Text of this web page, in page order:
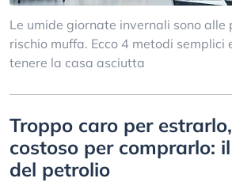
Le umide giornate invernali sono alle
rischio muffa. Ecco 4 metodi semplici
tenere la casa asciutta
Troppo caro per
costoso per comprarlo:
del petrolio